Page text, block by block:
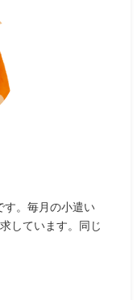
す。毎月の小遣い
しています。同じ